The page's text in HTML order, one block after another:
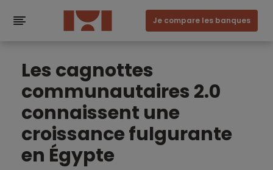
Je compare les banques
Les cagnottes
communautaires 2.0
connaissent une
croissance fulgurante
en Égypte